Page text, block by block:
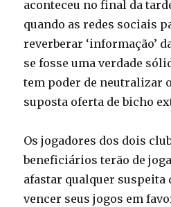
aconteceu no final da
quando as redes sociais
reverberar ‘informação’
se fosse uma verdade
tem poder de neutralizar
suposta oferta de bicho
Os jogadores dos dois
beneficiários terão de
afastar qualquer suspeita
vencer seus jogos em